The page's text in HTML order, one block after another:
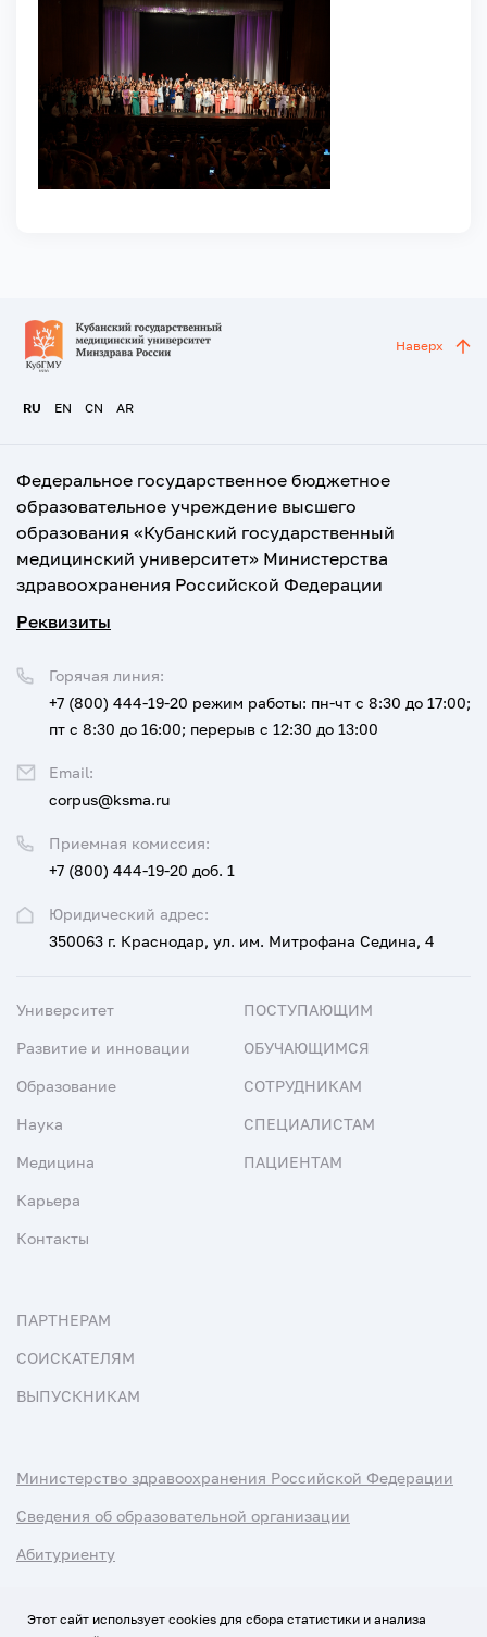
RU EN CN AR
Наверх
Федеральное государственное бюджетное
образовательное учреждение высшего
образования «Кубанский государственный
медицинский университет» Министерства
здравоохранения Российской Федерации
Реквизиты
Юридический адрес:
350063 г. Краснодар, ул. им. Митрофана Седина, 4
Приемная комиссия:
+7 (800) 444-19-20 доб. 1
Горячая линия:
+7 (800) 444-19-20 режим работы: пн-чт с 8:30 до 17:00;
пт с 8:30 до 16:00; перерыв с 12:30 до 13:00
Email:
corpus@ksma.ru
Университет
Развитие и инновации
Образование
Наука
Медицина
Карьера
Контакты
ПОСТУПАЮЩИМ
ОБУЧАЮЩИМСЯ
СОТРУДНИКАМ
СПЕЦИАЛИСТАМ
ПАЦИЕНТАМ
ПАРТНЕРАМ
СОИСКАТЕЛЯМ
ВЫПУСКНИКАМ
Министерство здравоохранения Российской Федерации
Сведения об образовательной организации
Абитуриенту
Этот сайт использует cookies для сбора статистики и анализа